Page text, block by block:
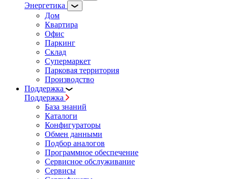
Энергетика
Дом
Квартира
Офис
Паркинг
Склад
Супермаркет
Парковая территория
Производство
Поддержка
Поддержка
База знаний
Каталоги
Конфигураторы
Обмен данными
Подбор аналогов
Программное обеспечение
Сервисное обслуживание
Сервисы